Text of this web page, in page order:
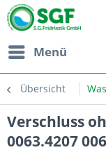
Menü
Übersicht
Verschluss
0063.4207